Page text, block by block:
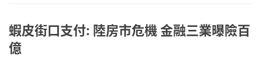
蝦皮街口支付: 陸房市危機 金融三業曝險百
億